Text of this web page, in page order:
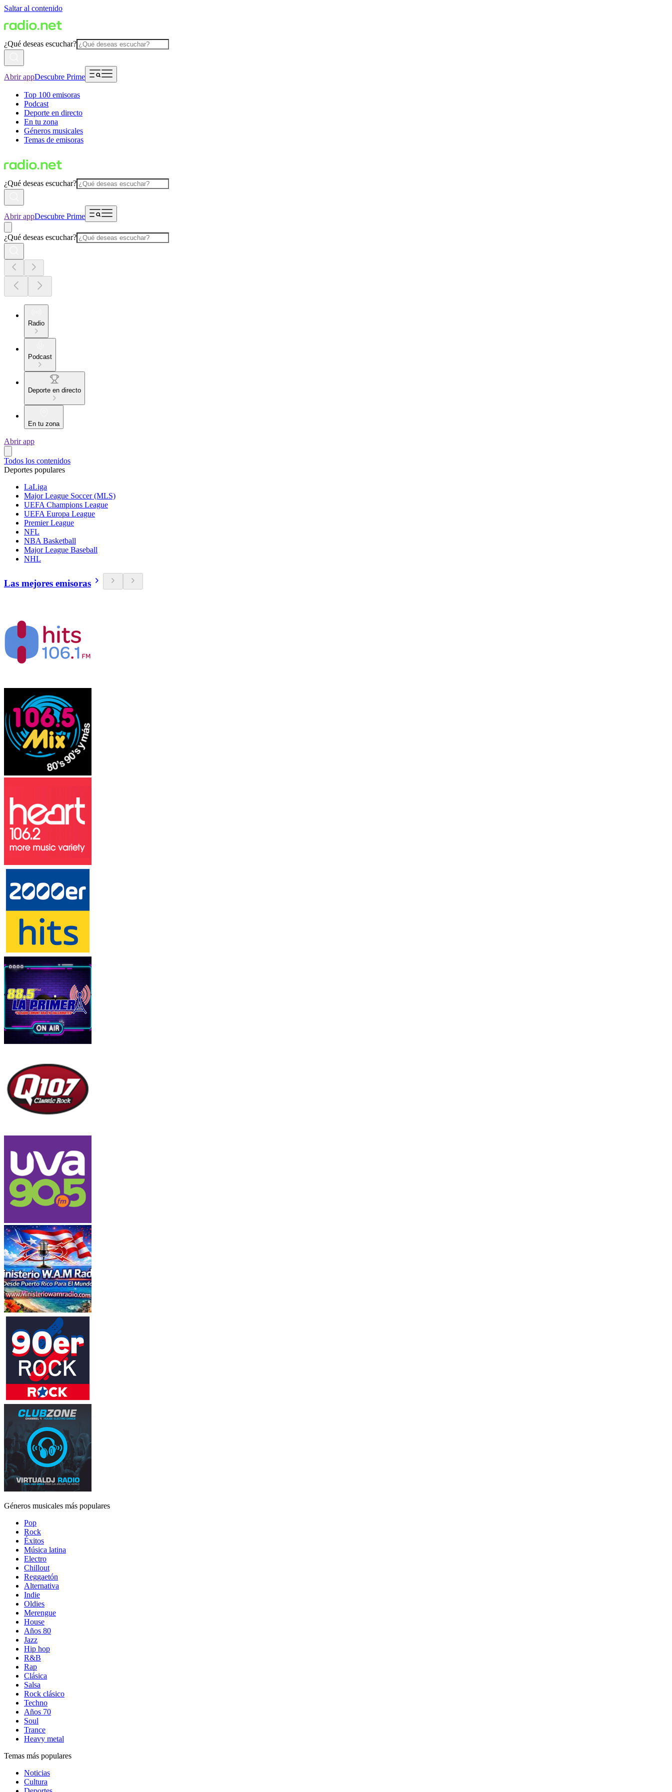
Saltar al contenido
¿Qué deseas escuchar?
Abrir appDescubre Prime
Top 100 emisoras
Podcast
Deporte en directo
En tu zona
Géneros musicales
Temas de emisoras
¿Qué deseas escuchar?
Abrir appDescubre Prime
¿Qué deseas escuchar?
Radio
Podcast
Deporte en directo
En tu zona
Abrir app
Todos los contenidos
Deportes populares
LaLiga
Major League Soccer (MLS)
UEFA Champions League
UEFA Europa League
Premier League
NFL
NBA Basketball
Major League Baseball
NHL
Las mejores emisoras
Géneros musicales más populares
Pop
Rock
Éxitos
Música latina
Electro
Chillout
Reggaetón
Alternativa
Indie
Oldies
Merengue
House
Años 80
Jazz
Hip hop
R&B
Rap
Clásica
Salsa
Rock clásico
Techno
Años 70
Soul
Trance
Heavy metal
Temas más populares
Noticias
Cultura